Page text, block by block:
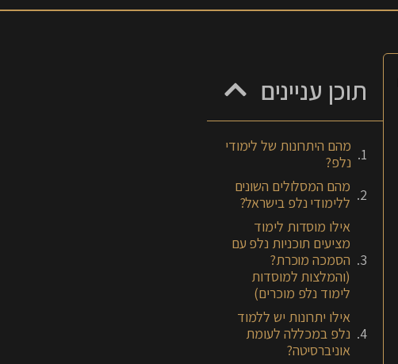
תוכן עניינים
מהם היתרונות של לימודי
נלפ?
מהם המסלולים השונים
ללימודי נלפ בישראל?
אילו מוסדות לימוד
מציעים תוכניות נלפ עם
הסמכה מוכרת?
(והמלצות למוסדות
לימוד נלפ מוכרים)
אילו יתרונות יש ללמוד
נלפ במכללה לעומת
אוניברסיטה?